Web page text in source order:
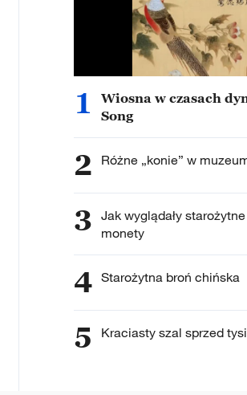
1
Wiosna w czasach
Song
2 Różne „konie” w
3 Jak wyglądały
monety
4 Starożytna broń chińska
5 Kraciasty szal sprzed